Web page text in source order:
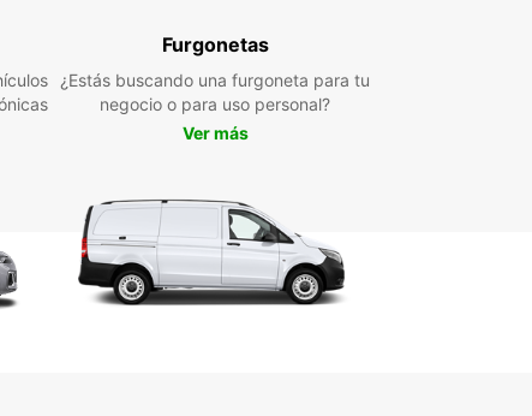
de coches flexible y
nos esforzamos por hacer que tu
y un servicio al cliente excepcional, estamos
asegurarnos de que disfrutes al máximo de
Furgonetas
¿Estás buscando una furgoneta para tu
negocio o para uso personal?
Ver más